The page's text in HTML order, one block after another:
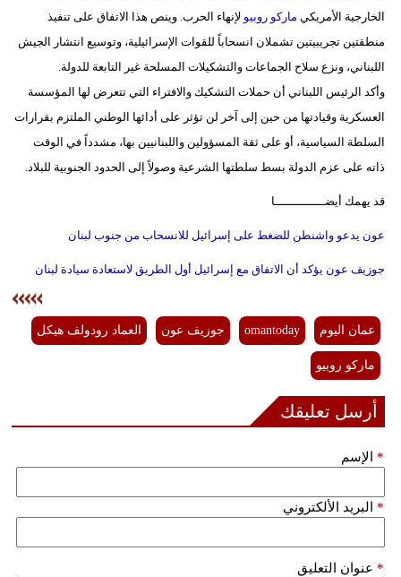
سيارات
الخارجية الأمريكي ماركو روبيو لإنهاء الحرب. وينص هذا الاتفاق على تنفيذ
منطقتين تجريبيتين تشملان انسحاباً للقوات الإسرائيلية، وتوسيع انتشار الجيش
اللبناني، ونزع سلاح الجماعات والتشكيلات المسلحة غير التابعة للدولة.
وأكد الرئيس اللبناني أن حملات التشكيك والافتراء التي تتعرض لها المؤسسة
العسكرية وقيادتها من حين إلى آخر لن تؤثر على أدائها الوطني الملتزم بقرارات
السلطة السياسية، أو على ثقة المسؤولين واللبنانيين بها، مشدداً في الوقت
ذاته على عزم الدولة بسط سلطتها الشرعية وصولاً إلى الحدود الجنوبية للبلاد.
قد يهمك أيضــــــــــــــا
عون يدعو واشنطن للضغط على إسرائيل للانسحاب من جنوب لبنان
جوزيف عون يؤكد أن الاتفاق مع إسرائيل أول الطريق لاستعادة سيادة لبنان
عمان اليوم omantoday جوزيف عون العماد رودولف هيكل
ماركو روبيو
أرسل تعليقك
الإسم *
البريد الألكتروني *
عنوان التعليق *